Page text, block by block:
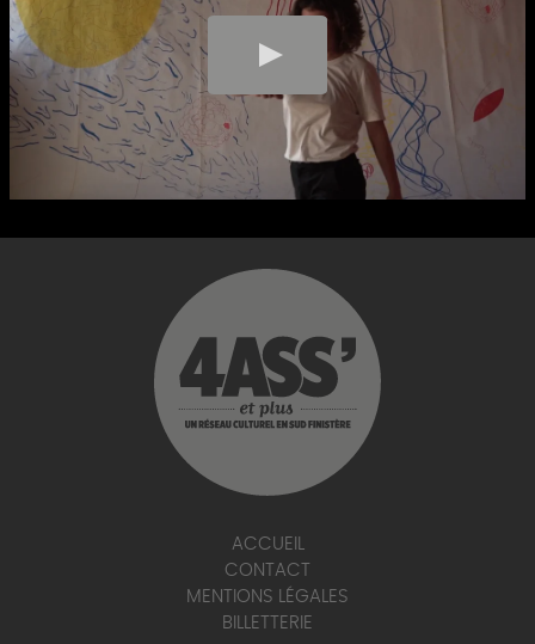
ACCUEIL
CONTACT
MENTIONS LÉGALES
BILLETTERIE